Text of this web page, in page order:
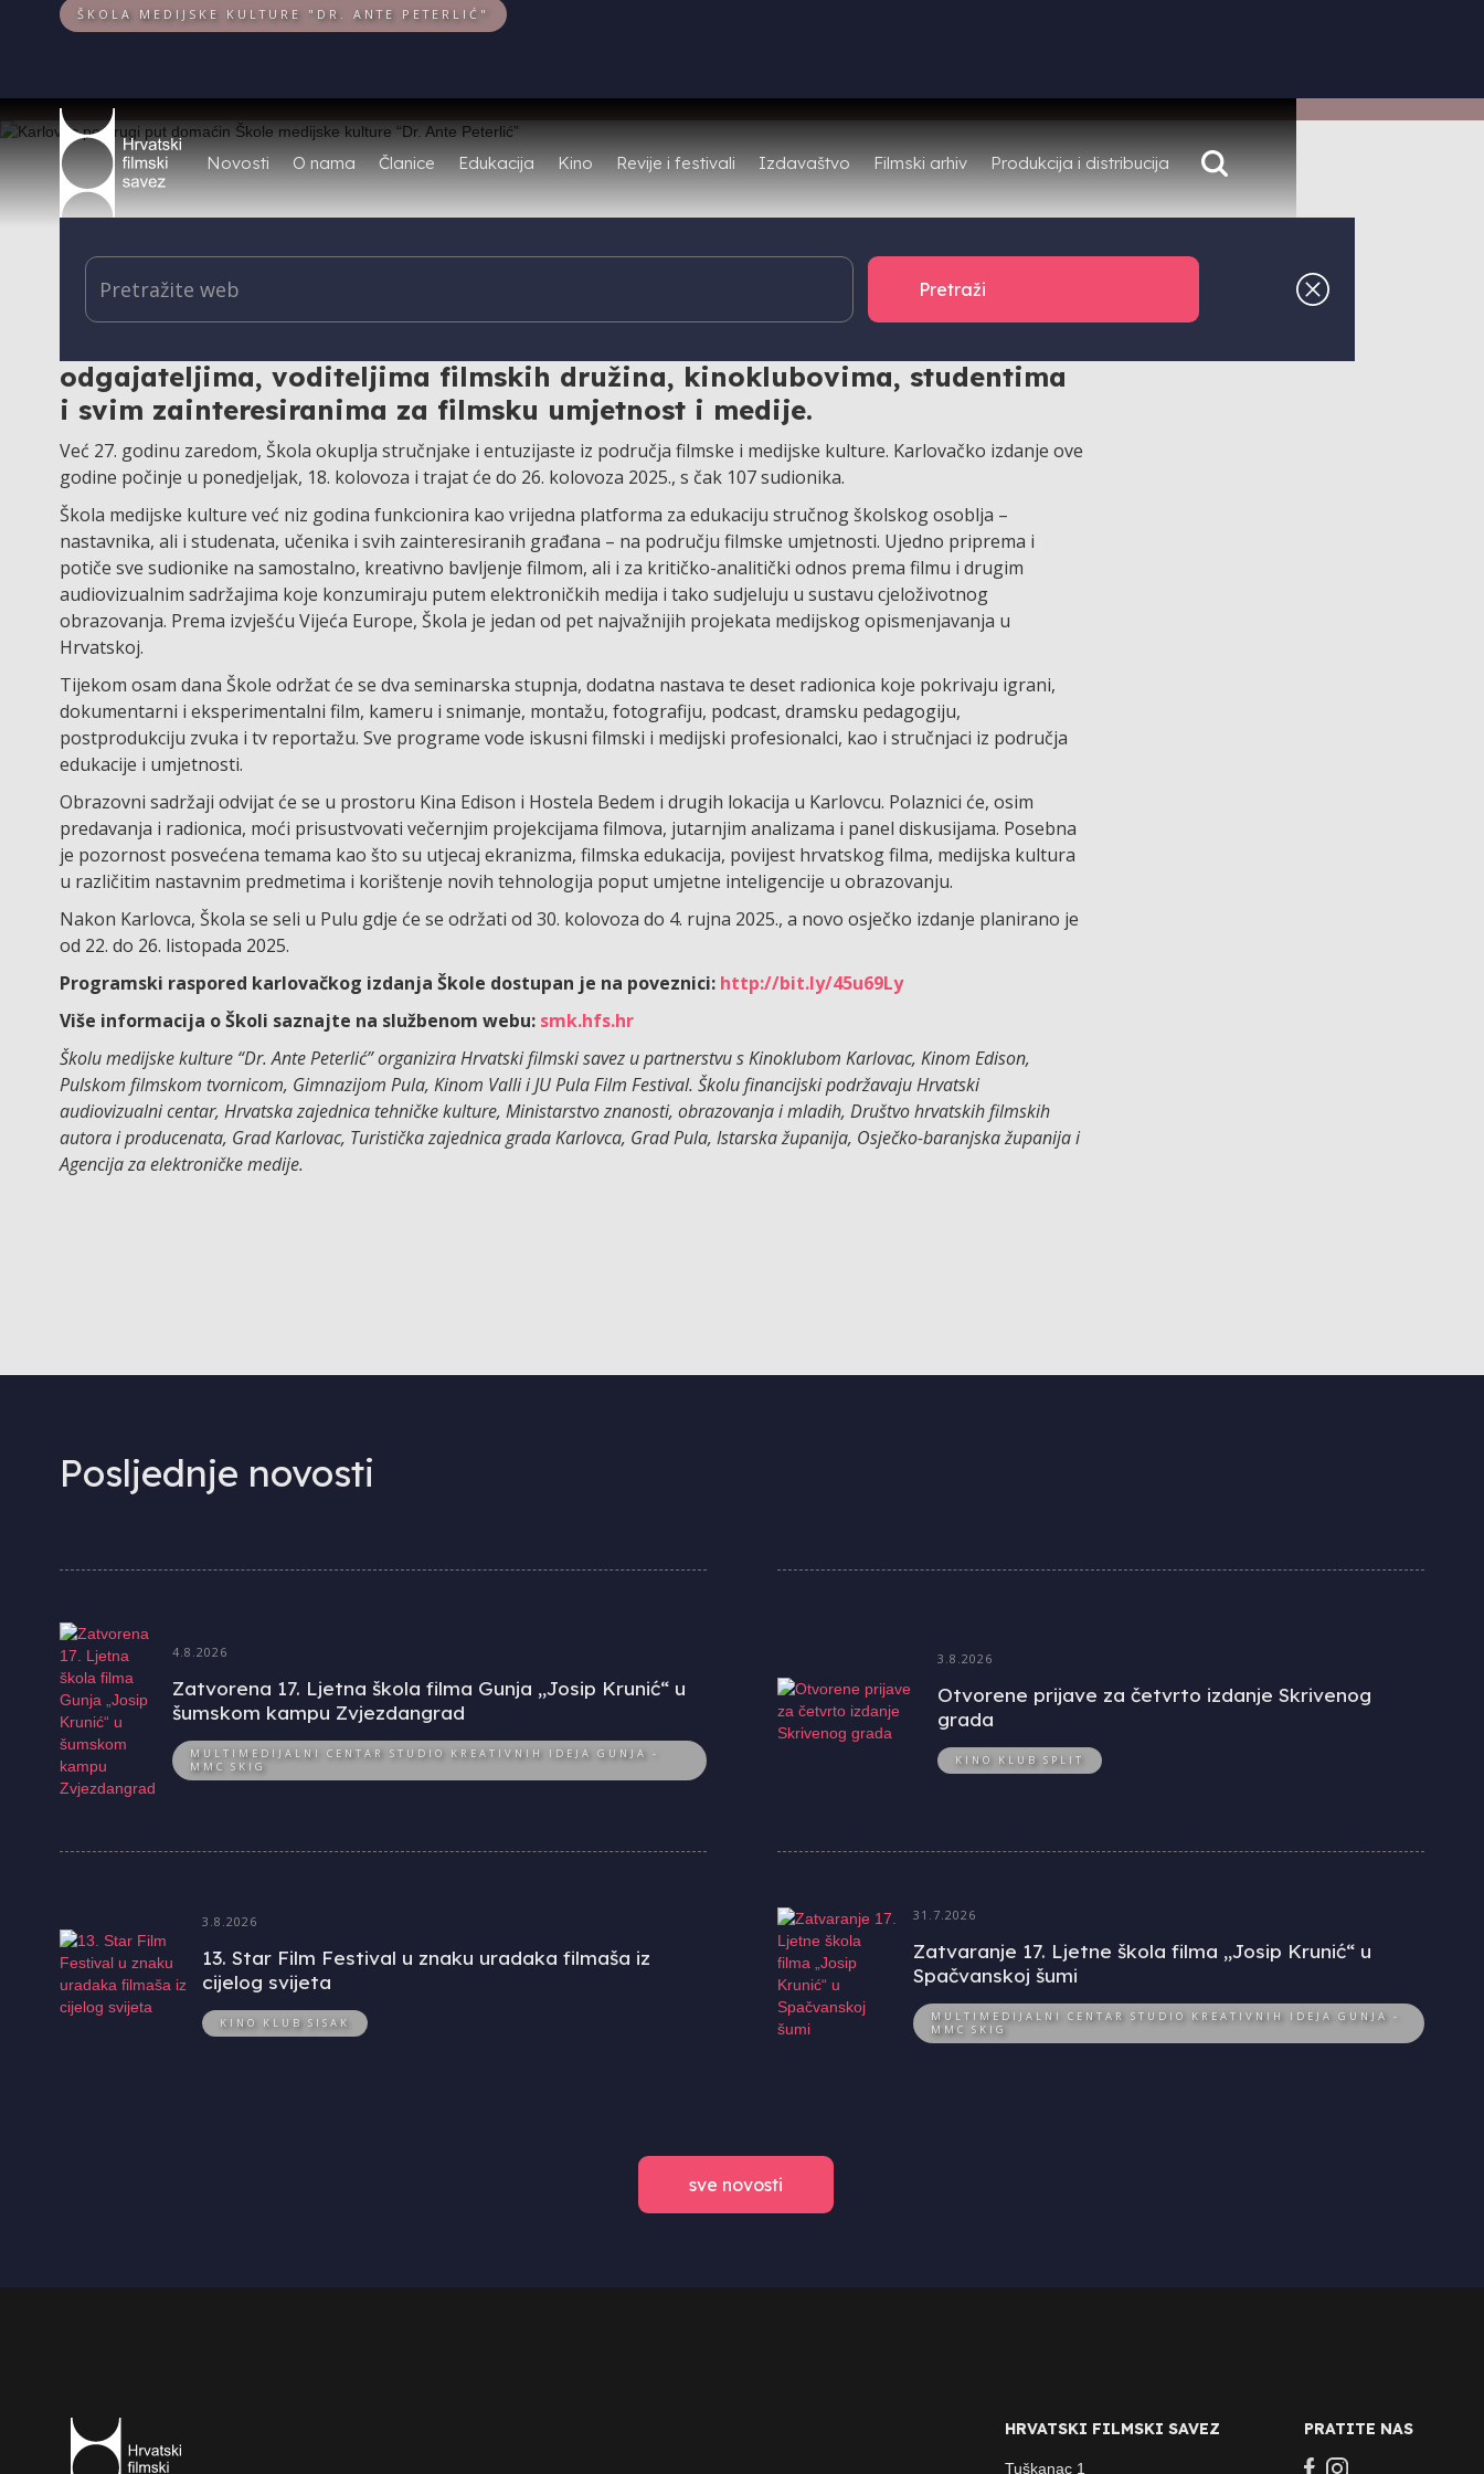
ŠKOLA MEDIJSKE KULTURE "DR. ANTE PETERLIĆ"
Novosti O nama Članice Edukacija Kino Revije i festivali Izdavaštvo Filmski arhiv Produkcija i distribucija
Škola medijske kulture “Dr. Ante Peterlić” i ove godine donosi bogat i
odgajateljima, voditeljima filmskih družina, kinoklubovima, studentima
i svim zainteresiranima za filmsku umjetnost i medije.
Već 27. godinu zaredom, Škola okuplja stručnjake i entuzijaste iz područja filmske i medijske kulture. Karlovačko izdanje ove
godine počinje u ponedjeljak, 18. kolovoza i trajat će do 26. kolovoza 2025., s čak 107 sudionika.
Škola medijske kulture već niz godina funkcionira kao vrijedna platforma za edukaciju stručnog školskog osoblja –
nastavnika, ali i studenata, učenika i svih zainteresiranih građana – na području filmske umjetnosti. Ujedno priprema i
potiče sve sudionike na samostalno, kreativno bavljenje filmom, ali i za kritičko-analitički odnos prema filmu i drugim
audiovizualnim sadržajima koje konzumiraju putem elektroničkih medija i tako sudjeluju u sustavu cjeloživotnog
obrazovanja. Prema izvješću Vijeća Europe, Škola je jedan od pet najvažnijih projekata medijskog opismenjavanja u
Hrvatskoj.
Tijekom osam dana Škole održat će se dva seminarska stupnja, dodatna nastava te deset radionica koje pokrivaju igrani,
dokumentarni i eksperimentalni film, kameru i snimanje, montažu, fotografiju, podcast, dramsku pedagogiju,
postprodukciju zvuka i tv reportažu. Sve programe vode iskusni filmski i medijski profesionalci, kao i stručnjaci iz područja
edukacije i umjetnosti.
Obrazovni sadržaji odvijat će se u prostoru Kina Edison i Hostela Bedem i drugih lokacija u Karlovcu. Polaznici će, osim
predavanja i radionica, moći prisustvovati večernjim projekcijama filmova, jutarnjim analizama i panel diskusijama. Posebna
je pozornost posvećena temama kao što su utjecaj ekranizma, filmska edukacija, povijest hrvatskog filma, medijska kultura
u različitim nastavnim predmetima i korištenje novih tehnologija poput umjetne inteligencije u obrazovanju.
Nakon Karlovca, Škola se seli u Pulu gdje će se održati od 30. kolovoza do 4. rujna 2025., a novo osječko izdanje planirano je
od 22. do 26. listopada 2025.
Programski raspored karlovačkog izdanja Škole dostupan je na poveznici: http://bit.ly/45u69Ly
Više informacija o Školi saznajte na službenom webu: smk.hfs.hr
Školu medijske kulture “Dr. Ante Peterlić” organizira Hrvatski filmski savez u partnerstvu s Kinoklubom Karlovac, Kinom Edison,
Pulskom filmskom tvornicom, Gimnazijom Pula, Kinom Valli i JU Pula Film Festival. Školu financijski podržavaju Hrvatski
audiovizualni centar, Hrvatska zajednica tehničke kulture, Ministarstvo znanosti, obrazovanja i mladih, Društvo hrvatskih filmskih
autora i producenata, Grad Karlovac, Turistička zajednica grada Karlovca, Grad Pula, Istarska županija, Osječko-baranjska županija i
Agencija za elektroničke medije.
Posljednje novosti
4.8.2026
Zatvorena 17. Ljetna škola filma Gunja „Josip Krunić“ u
šumskom kampu Zvjezdangrad
MULTIMEDIJALNI CENTAR STUDIO KREATIVNIH IDEJA GUNJA -
MMC SKIG
3.8.2026
Otvorene prijave za četvrto izdanje Skrivenog
grada
KINO KLUB SPLIT
3.8.2026
13. Star Film Festival u znaku uradaka filmaša iz
cijelog svijeta
KINO KLUB SISAK
31.7.2026
Zatvaranje 17. Ljetne škola filma „Josip Krunić“ u
Spačvanskoj šumi
MULTIMEDIJALNI CENTAR STUDIO KREATIVNIH IDEJA GUNJA -
MMC SKIG
sve novosti
HRVATSKI FILMSKI SAVEZ
Tuškanac 1
PRATITE NAS